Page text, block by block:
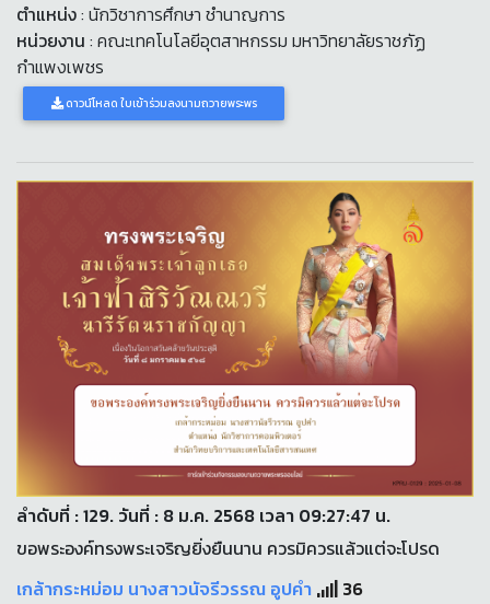
ตำแหน่ง: นักวิชาการศึกษา ชำนาญการ
หน่วยงาน : คณะเทคโนโลยีอุตสาหกรรม มหาวิทยาลัยราชภัฏ
กำแพงเพชร
ดาวน์โหลด ใบเข้าร่วมลงนามถวายพระพร
ลำดับที่ : 129. วันที่ : 8 ม.ค. 2568 เวลา 09:27:47 น.
ขอพระองค์ทรงพระเจริญยิ่งยืนนาน ควรมิควรแล้วแต่จะโปรด
เกล้ากระหม่อม นางสาวนัจรีวรรณ อูปคำ
36